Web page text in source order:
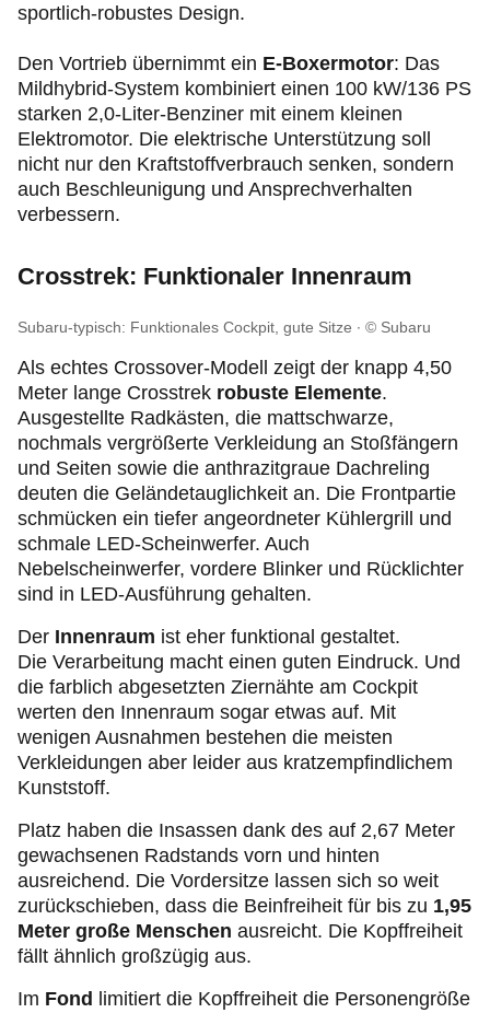
sportlich-robustes Design.
Den Vortrieb übernimmt ein E-Boxermotor: Das
Mildhybrid-System kombiniert einen 100 kW/136 PS
starken 2,0-Liter-Benziner mit einem kleinen
Elektromotor. Die elektrische Unterstützung soll
nicht nur den Kraftstoffverbrauch senken, sondern
auch Beschleunigung und Ansprechverhalten
verbessern.
Crosstrek: Funktionaler Innenraum
Subaru-typisch: Funktionales Cockpit, gute Sitze © Subaru
Als echtes Crossover-Modell zeigt der knapp 4,50
Meter lange Crosstrek robuste Elemente.
Ausgestellte Radkästen, die mattschwarze,
nochmals vergrößerte Verkleidung an Stoßfängern
und Seiten sowie die anthrazitgraue Dachreling
deuten die Geländetauglichkeit an. Die Frontpartie
schmücken ein tiefer angeordneter Kühlergrill und
schmale LED-Scheinwerfer. Auch
Nebelscheinwerfer, vordere Blinker und Rücklichter
sind in LED-Ausführung gehalten.
Der Innenraum ist eher funktional gestaltet.
Die Verarbeitung macht einen guten Eindruck. Und
die farblich abgesetzten Ziernähte am Cockpit
werten den Innenraum sogar etwas auf. Mit
wenigen Ausnahmen bestehen die meisten
Verkleidungen aber leider aus kratzempfindlichem
Kunststoff.
Platz haben die Insassen dank des auf 2,67 Meter
gewachsenen Radstands vorn und hinten
ausreichend. Die Vordersitze lassen sich so weit
zurückschieben, dass die Beinfreiheit für bis zu 1,95
Meter große Menschen ausreicht. Die Kopffreiheit
fällt ähnlich großzügig aus.
Im Fond limitiert die Kopffreiheit die Personengröße